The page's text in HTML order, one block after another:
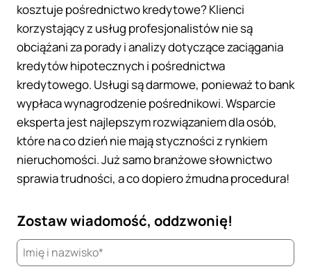
kosztuje pośrednictwo kredytowe? Klienci
korzystający z usług profesjonalistów nie są
obciążani za porady i analizy dotyczące zaciągania
kredytów hipotecznych i pośrednictwa
kredytowego. Usługi są darmowe, ponieważ to bank
wypłaca wynagrodzenie pośrednikowi. Wsparcie
eksperta jest najlepszym rozwiązaniem dla osób,
które na co dzień nie mają styczności z rynkiem
nieruchomości. Już samo branżowe słownictwo
sprawia trudności, a co dopiero żmudna procedura!
Zostaw wiadomość, oddzwonię!